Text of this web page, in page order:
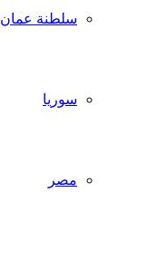
سلطنة عمان
سوريا
مصر